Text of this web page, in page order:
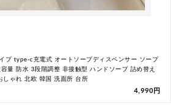
プ type-c充電式 オートソープディスペンサー ソープ
量 防水 3段階調整 非接触型 ハンドソープ 詰め替え
しゃれ 北欧 韓国 洗面所 台所
4,990円